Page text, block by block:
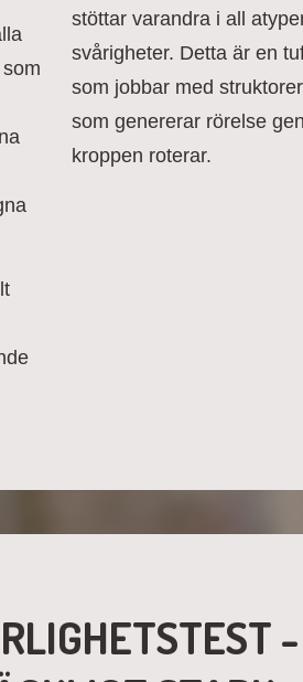
stöttar varandra i all
svårigheter. Detta är en
som jobbar med
som genererar rörelse
kroppen roterar.
-